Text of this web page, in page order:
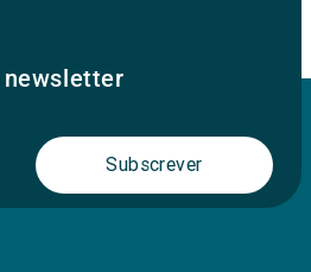
newsletter
Subscrever